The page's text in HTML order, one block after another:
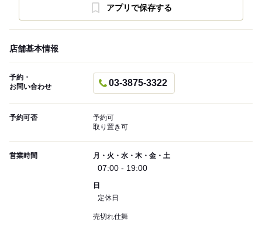
アプリで保存する
店舗基本情報
予約・
お問い合わせ
03-3875-3322
予約可否
予約可
取り置き可
営業時間 月・火・水・木・金・土
07:00 - 19:00
日
定休日
売切れ仕舞